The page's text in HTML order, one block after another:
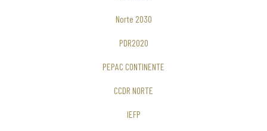
Norte 2030
PDR2020
PEPAC CONTINENTE
CCDR NORTE
IEFP